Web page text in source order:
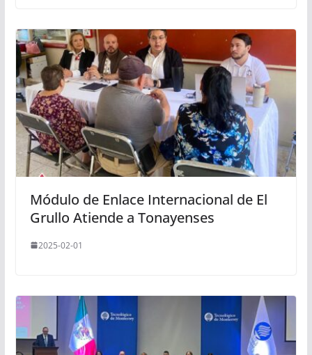
Módulo de Enlace Internacional de El
Grullo Atiende a Tonayenses
2025-02-01